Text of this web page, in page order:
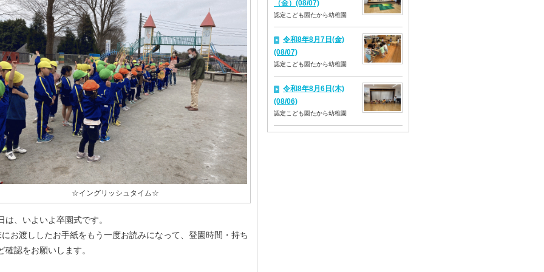
☆イングリッシュタイム☆
、いよいよ卒園式です。
お渡ししたお手紙をもう一度お読みになって、登園時間・持ち
確認をお願いします。
（金）(08/07)
認定こども園たから幼稚園
令和8年8月7日(金)
(08/07)
認定こども園たから幼稚園
令和8年8月6日(木)
(08/06)
認定こども園たから幼稚園